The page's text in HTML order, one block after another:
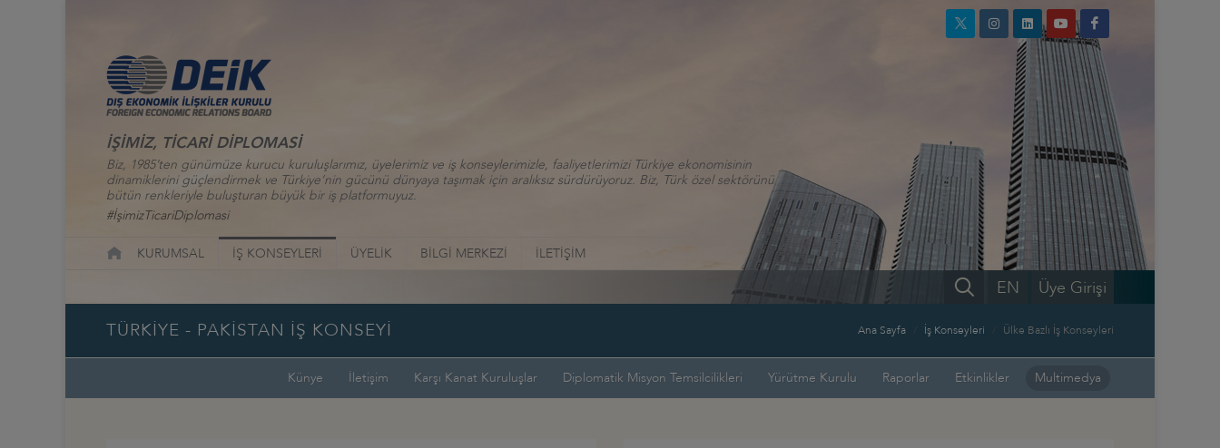
İŞİMİZ, TİCARİ DİPLOMASİ
Biz, 1985’ten günümüze kurucu kuruluşlarımız, üyelerimiz ve iş konseylerimizle, faaliyetlerimizi Türkiye ekonomisinin
dinamiklerini güçlendirmek ve Türkiye’nin gücünü dünyaya taşımak için aralıksız sürdürüyoruz. Biz, Türk özel sektörünü
bütün renkleriyle buluşturan büyük bir iş platformuyuz.
#İşimizTicariDiplomasi
KURUMSAL İŞ KONSEYLERİ ÜYELİK BİLGİ MERKEZİ İLETİŞİM
Üye Girişi
EN
TÜRKİYE - PAKİSTAN İŞ KONSEYİ Ana Sayfa İş Konseyleri Ülke Bazlı İş Konseyleri
Künye İletişim Karşı Kanat Kuruluşlar Diplomatik Misyon Temsilcilikleri Yürütme Kurulu Raporlar Etkinlikler Multimedya